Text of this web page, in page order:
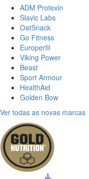
ADM Protexin
Slavic Labs
OatSnack
Go Fitness
Europerfil
Viking Power
Beast
Sport Armour
HealthAid
Golden Bow
Ver todas as novas marcas